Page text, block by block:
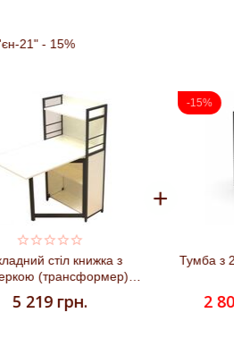
+
-15%
Тумба з 2 шухлядами Vivien-21
2 802 грн.